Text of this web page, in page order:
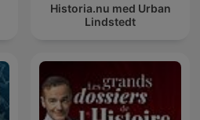
Historia.nu med Urban
Lindstedt